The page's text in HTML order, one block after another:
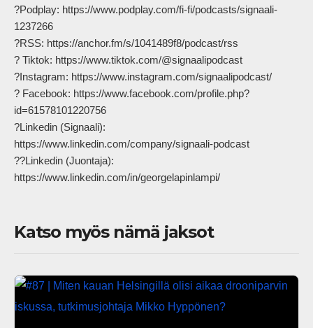
?Podplay: https://www.podplay.com/fi-fi/podcasts/signaali-
1237266
?RSS: https://anchor.fm/s/1041489f8/podcast/rss
? Tiktok: https://www.tiktok.com/@signaalipodcast
?Instagram: https://www.instagram.com/signaalipodcast/
? Facebook: https://www.facebook.com/profile.php?
id=61578101220756
?Linkedin (Signaali):
https://www.linkedin.com/company/signaali-podcast
??Linkedin (Juontaja):
https://www.linkedin.com/in/georgelapinlampi/
Katso myös nämä jaksot